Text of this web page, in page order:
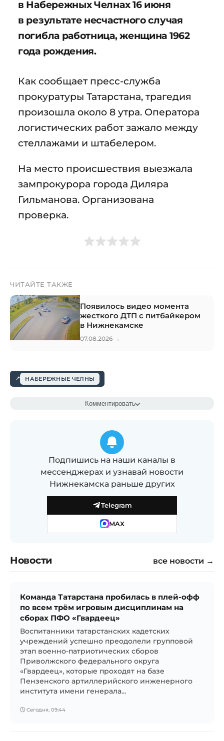
в Набережных Челнах 16 июня
в результате несчастного случая
погибла работница, женщина 1962
года рождения.
Как сообщает пресс-служба
прокуратуры Татарстана, трагедия
произошла около 8 утра. Оператора
логистических работ зажало между
стеллажами и штабелером.
На место происшествия выезжала
зампрокурора города Диляра
Гильманова. Организована
проверка.
ЧИТАЙТЕ ТАКЖЕ
Появилось видео момента
жесткого ДТП с питбайкером
в Нижнекамске
07.08.2026 →
НАБЕРЕЖНЫЕ ЧЕЛНЫ
Комментировать
Подпишись на наши каналы в
мессенджерах и узнавай новости
Нижнекамска раньше других
Telegram
MAX
Новости все новости →
Команда Татарстана пробилась в плей-офф
по всем трём игровым дисциплинам на
сборах ПФО «Гвардеец»
Воспитанники татарстанских кадетских
учреждений успешно преодолели групповой
этап военно-патриотических сборов
Приволжского федерального округа
«Гвардеец», которые проходят на базе
Пензенского артиллерийского инженерного
института имени генерала...
Сегодня, 09:44